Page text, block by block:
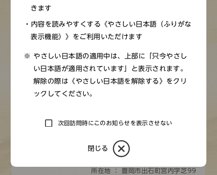
名で親しまれている。朝鮮半島より但馬国に渡来したと伝
えられる天日槍（あめのひぼこ）と伊豆志八前大神（いず
しやまえおおかみ）を祭神とする。天日槍は泥の海であっ
な土地にしたという但馬開発の神とされ、神社では今でも
土木工事完成の名残といわれる祭りが行われる。国光作の
脇差（国指定重要文化財）や条里制の古地図などが残され
境内北東隅には禁足地があって現在でも一木一草といえど
所在地 ： 豊岡市出石町宮内字芝99
きます
内容を読みやすくする《やさしい日本語（ふりがな
表示機能）》をご利用いただけます
やさしい日本語の適用中は、上部に「只今やさし
い日本語が適用されています」と表示されます。
解除の際は《やさしい日本語を解除する》をクリ
ックしてください。
次回訪問時にこのお知らせを表示させない
閉じる